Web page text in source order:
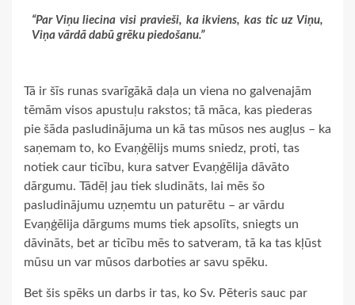
“Par Viņu liecina visi pravieši, ka ikviens, kas tic uz Viņu,
Viņa vārdā dabū grēku piedošanu.”
Tā ir šīs runas svarīgākā daļa un viena no galvenajām
tēmām visos apustuļu rakstos; tā māca, kas piederas
pie šāda pasludinājuma un kā tas mūsos nes augļus – ka
saņemam to, ko Evaņģēlijs mums sniedz, proti, tas
notiek caur ticību, kura satver Evaņģēlija dāvāto
dārgumu. Tādēļ jau tiek sludināts, lai mēs šo
pasludinājumu uzņemtu un paturētu – ar vārdu
Evaņģēlija dārgums mums tiek apsolīts, sniegts un
dāvināts, bet ar ticību mēs to satveram, tā ka tas kļūst
mūsu un var mūsos darboties ar savu spēku.
Bet šis spēks un darbs ir tas, ko Sv. Pēteris sauc par